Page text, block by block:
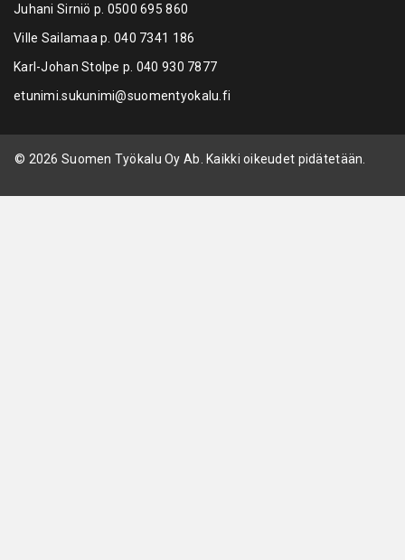
Juhani Sirniö p. 0500 695 860
Ville Sailamaa p.040 7341 186
Karl-Johan Stolpe p. 040 930 7877
etunimi.sukunimi@suomentyokalu.fi
© 2026 Suomen Työkalu Oy Ab. Kaikki oikeudet pidätetään.